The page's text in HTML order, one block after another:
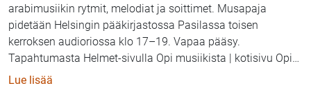
arabimusiikin rytmit, melodiat ja soittimet. Musapaja
pidetään Helsingin pääkirjastossa Pasilassa toisen
kerroksen audioriossa klo 17–19. Vapaa pääsy.
Tapahtumasta Helmet-sivulla Opi musiikista | kotisivu Opi…
Lue lisää